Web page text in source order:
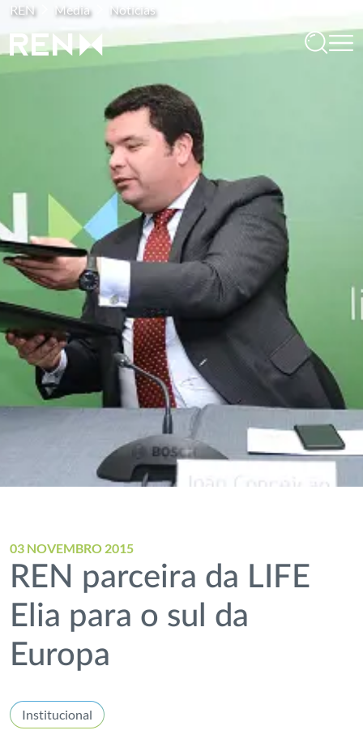
REN Media Notícias
03 NOVEMBRO 2015
REN parceira da LIFE
Elia para o sul da
Europa
Institucional